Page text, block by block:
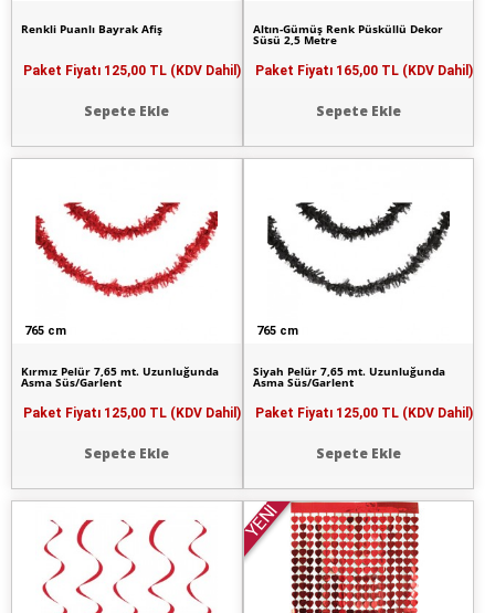
Renkli Puanlı Bayrak Afiş
Paket Fiyatı 125,00 TL (KDV Dahil)
Sepete Ekle
Altın-Gümüş Renk Püsküllü Dekor
Süsü 2,5 Metre
Paket Fiyatı 165,00 TL (KDV Dahil)
Sepete Ekle
765 cm
Kırmız Pelür 7,65 mt. Uzunluğunda
Asma Süs/Garlent
Paket Fiyatı 125,00 TL (KDV Dahil)
Sepete Ekle
765 cm
Siyah Pelür 7,65 mt. Uzunluğunda
Asma Süs/Garlent
Paket Fiyatı 125,00 TL (KDV Dahil)
Sepete Ekle
YENİ